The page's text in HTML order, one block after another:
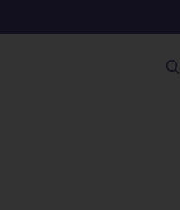
OFFERT AVEC LE